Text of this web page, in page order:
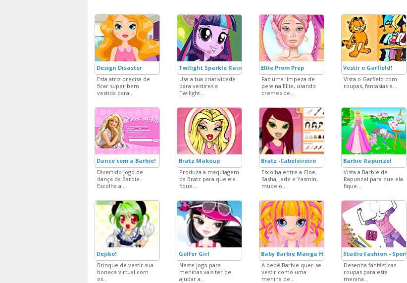
Design Disaster
Esta atriz precisa de
ficar super bem
vestida para...
Twilight Sparkle Rainbooms Style
Usa a tua criatividade
para vestires a
Twilight...
Ellie Prom Prep
Faz uma limpeza de
pele na Ellie, usando
cremes de...
Vestir o Garfield!
Vista o Garfield com
roupas, fantasias e...
Dance com a Barbie!
Divertido jogo de
dança da Barbie.
Escolha a...
Bratz Makeup
Produza a maquiagem
da Bratz para que ela
fique...
Bratz -Cabeleireiro
Escolha entre a Cloe,
Sasha, Jade e Yasmin,
mude o...
Barbie Rapunzel
Vista a Barbie de
Rapunzel para que ela
fique...
Dejiko!
Brinque de vestir sua
boneca virtual com
os...
Golfer Girl
Neste jogo para
meninas vais ter de
ajudar a...
Baby Barbie Manga Haircuts
A bebé Barbie quer-se
vestir como uma
menina de...
Studio Fashion -
Desenha fantásticas
roupas para esta
menina...